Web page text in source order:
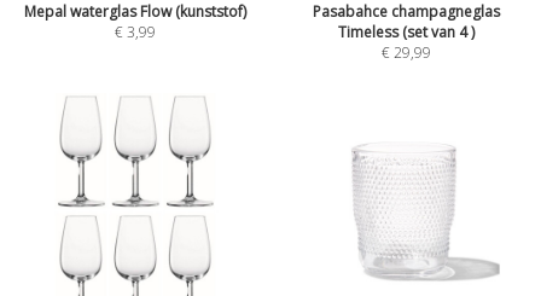
Mepal waterglas Flow (kunststof)
€ 3,99
Pasabahce champagneglas
Timeless (set van 4 )
€ 29,99